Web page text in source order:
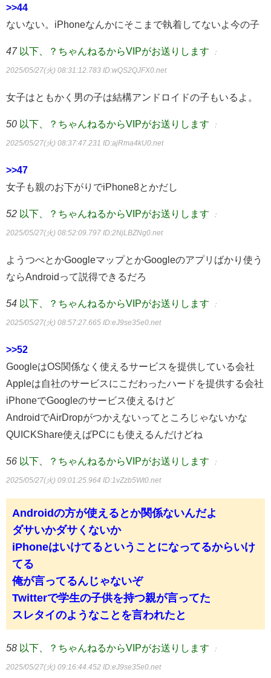
>>44
ないない。iPhoneなんかにそこまで執着してないよ今の子
47 以下、？ちゃんねるからVIPがお送りします ：
2025/05/27(火) 08:31:12.783 ID:wQS2QJFX0.net
女子はともかく男の子は結構アンドロイドの子もいるよ。
50 以下、？ちゃんねるからVIPがお送りします ：
2025/05/27(火) 08:37:47.231 ID:ajRma4kU0.net
>>47
女子も親のお下がりでiPhone8とかだし
52 以下、？ちゃんねるからVIPがお送りします ：
2025/05/27(火) 08:52:09.797 ID:2NjLBZNg0.net
ようつべとかGoogleマップとかGoogleのアプリばかり使う
ならAndroidって説得できるだろ
54 以下、？ちゃんねるからVIPがお送りします ：
2025/05/27(火) 08:57:27.665 ID:eJ9se35e0.net
>>52
GoogleはOS関係なく使えるサービスを提供している会社
Appleは自社のサービスにこだわったハードを提供する会社
iPhoneでGoogleのサービス使えるけど
AndroidでAirDropがつかえないってところじゃないかな
QUICKShare使えばPCにも使えるんだけどね
56 以下、？ちゃんねるからVIPがお送りします ：
2025/05/27(火) 09:01:25.964 ID:1vZzb5Wt0.net
Androidの方が使えるとか関係ないんだよ
ダサいかダサくないか
iPhoneはいけてるということになってるからいけ
てる
俺が言ってるんじゃないぞ
Twitterで学生の子供を持つ親が言ってた
スレタイのようなことを言われたと
58 以下、？ちゃんねるからVIPがお送りします ：
2025/05/27(火) 09:16:44.452 ID:eJ9se35e0.net